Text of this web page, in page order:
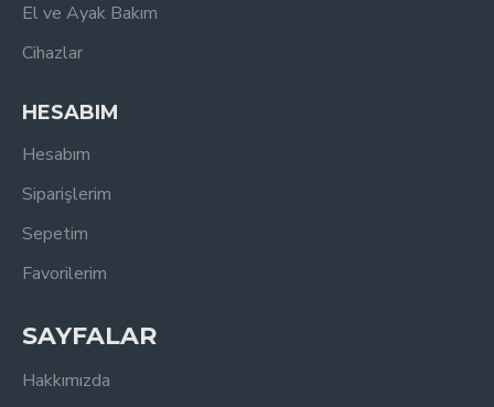
El ve Ayak Bakım
Cihazlar
HESABIM
Hesabım
Siparişlerim
Sepetim
Favorilerim
SAYFALAR
Hakkımızda